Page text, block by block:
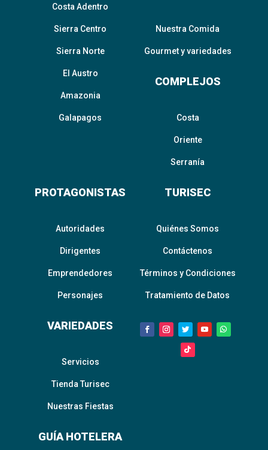
Costa Adentro
Sierra Centro
Sierra Norte
El Austro
Amazonia
Galapagos
Nuestra Comida
Gourmet y variedades
COMPLEJOS
Costa
Oriente
Serranía
PROTAGONISTAS
Autoridades
Dirigentes
Emprendedores
Personajes
VARIEDADES
Servicios
Tienda Turisec
Nuestras Fiestas
GUÍA HOTELERA
TURISEC
Quiénes Somos
Contáctenos
Términos y Condiciones
Tratamiento de Datos